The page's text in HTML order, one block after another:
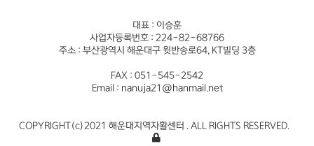
대표 : 이승훈
사업자등록번호 : 224-82-68766
주소 : 부산광역시 해운대구 윗반송로64, KT빌딩 3층
FAX : 051-545-2542
Email : nanuja21@hanmail.net
COPYRIGHT(c)2021 해운대지역자활센터 . ALL RIGHTS RESERVED.